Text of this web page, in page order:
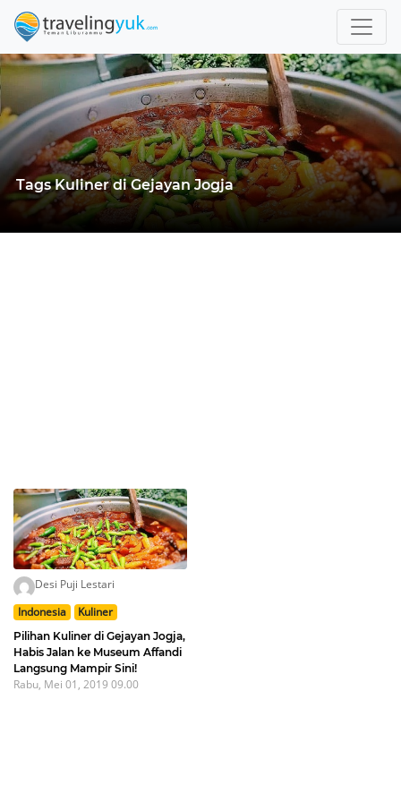
Tags Kuliner di Gejayan Jogja
Desi Puji Lestari
Indonesia
Kuliner
Pilihan Kuliner di Gejayan Jogja,
Habis Jalan ke Museum Affandi
Langsung Mampir Sini!
Rabu, Mei 01, 2019 09.00